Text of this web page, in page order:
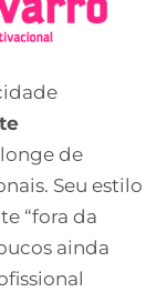
de
Seu estilo
“fora da
ainda